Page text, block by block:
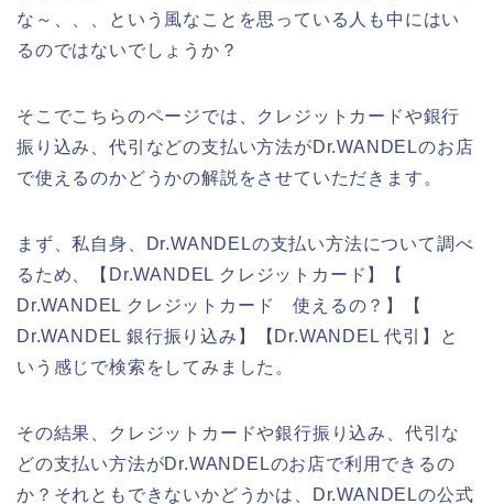
な～、、、という風なことを思っている人も中にはい
るのではないでしょうか？
そこでこちらのページでは、クレジットカードや銀行
振り込み、代引などの支払い方法がDr.WANDELのお店
で使えるのかどうかの解説をさせていただきます。
まず、私自身、Dr.WANDELの支払い方法について調べ
るため、【Dr.WANDEL クレジットカード】【
Dr.WANDEL クレジットカード 使えるの？】【
Dr.WANDEL 銀行振り込み】【Dr.WANDEL 代引】と
いう感じで検索をしてみました。
その結果、クレジットカードや銀行振り込み、代引な
どの支払い方法がDr.WANDELのお店で利用できるの
か？それともできないかどうかは、Dr.WANDELの公式